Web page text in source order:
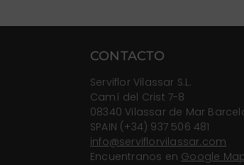
CONTACTO
Serviflor Vilassar S.L.
Camí del Crist 7-8
08340 Vilassar de Mar
SPAIN (+34) 937 506 481
info@serviflorvilassar.com
Encuentranos en Google